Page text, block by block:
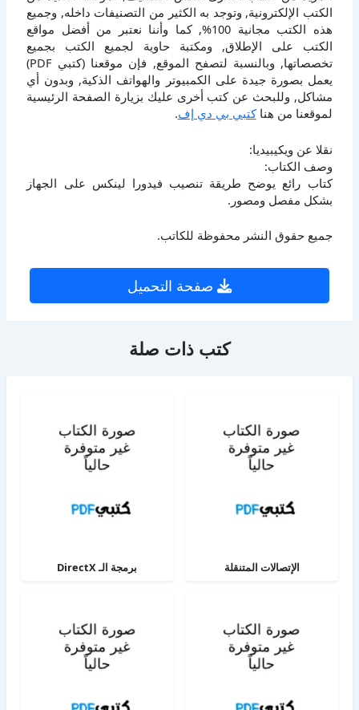
الكتب الإلكترونية, وتوجد به الكثير من التصنيفات داخله, وجميع
هذه الكتب مجانية 100%, كما وأننا نعتبر من أفضل مواقع
الكتب على الإطلاق, ومكتبة حاوية لجميع الكتب بجميع
تخصصاتها, وبالنسبة لتصفح الموقع, فإن موقعنا (كتبي PDF)
يعمل بصورة جيدة على الكمبيوتر والهواتف الذكية, وبدون أي
مشاكل, وللبحث عن كتب أخرى عليك بزيارة الصفحة الرئيسية
لموقعنا من هناكتبي بي دي إف.
نقلا عن ويكيبيديا:
وصف الكتاب:
كتاب رائع يوضح طريقة تنصيب فيدورا لينكس على الجهاز
بشكل مفصل ومصور.
جميع حقوق النشر محفوظة للكاتب.
صفحة التحميل
كتب ذات صلة
الإتصالات المتنقلة برمجة الـ DirectX